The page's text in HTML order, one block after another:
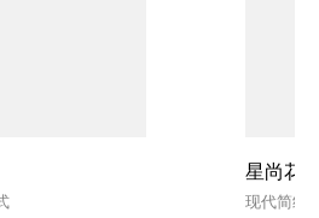
星尚花
现代简约